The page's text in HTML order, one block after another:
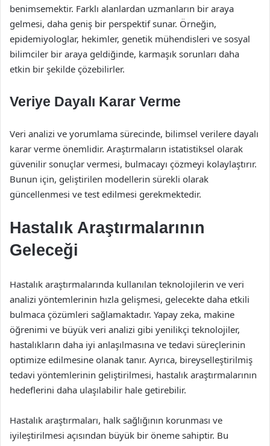
benimsemektir. Farklı alanlardan uzmanların bir araya
gelmesi, daha geniş bir perspektif sunar. Örneğin,
epidemiyologlar, hekimler, genetik mühendisleri ve sosyal
bilimciler bir araya geldiğinde, karmaşık sorunları daha
etkin bir şekilde çözebilirler.
Veriye Dayalı Karar Verme
Veri analizi ve yorumlama sürecinde, bilimsel verilere dayalı
karar verme önemlidir. Araştırmaların istatistiksel olarak
güvenilir sonuçlar vermesi, bulmacayı çözmeyi kolaylaştırır.
Bunun için, geliştirilen modellerin sürekli olarak
güncellenmesi ve test edilmesi gerekmektedir.
Hastalık Araştırmalarının
Geleceği
Hastalık araştırmalarında kullanılan teknolojilerin ve veri
analizi yöntemlerinin hızla gelişmesi, gelecekte daha etkili
bulmaca çözümleri sağlamaktadır. Yapay zeka, makine
öğrenimi ve büyük veri analizi gibi yenilikçi teknolojiler,
hastalıkların daha iyi anlaşılmasına ve tedavi süreçlerinin
optimize edilmesine olanak tanır. Ayrıca, bireyselleştirilmiş
tedavi yöntemlerinin geliştirilmesi, hastalık araştırmalarının
hedeflerini daha ulaşılabilir hale getirebilir.
Hastalık araştırmaları, halk sağlığının korunması ve
iyileştirilmesi açısından büyük bir öneme sahiptir. Bu